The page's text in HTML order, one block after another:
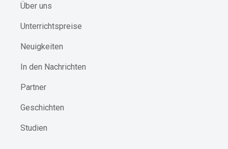
Über uns
Unterrichtspreise
Neuigkeiten
In den Nachrichten
Partner
Geschichten
Studien